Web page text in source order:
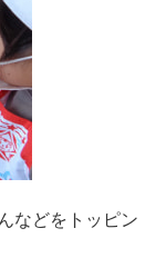
などをトッピン